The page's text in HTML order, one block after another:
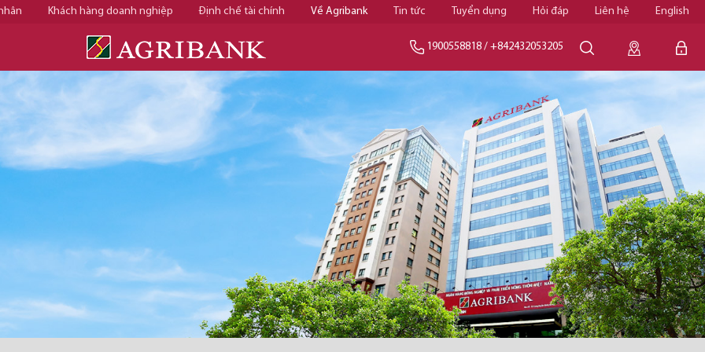
Khách hàng doanh nghiệp Định chế tài chính Về Agribank Tin tức Tuyển dụng Hỏi đáp Liên hệ English
1900558818 / +842432053205